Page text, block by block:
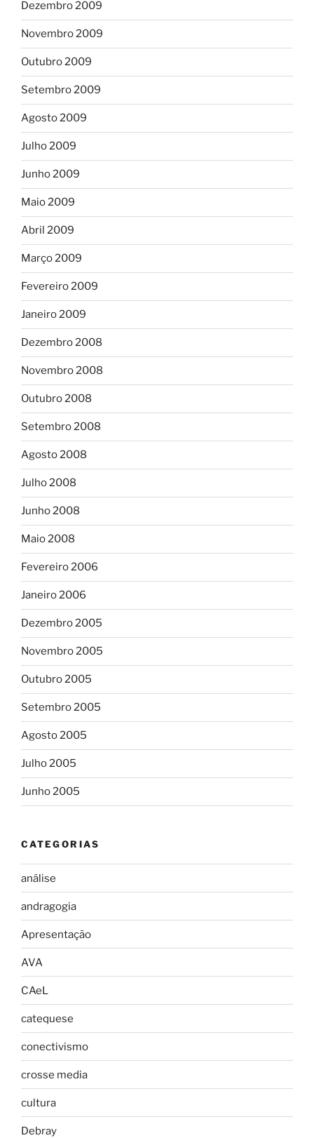
Dezembro 2009
Novembro 2009
Outubro 2009
Setembro 2009
Agosto 2009
Julho 2009
Junho 2009
Maio 2009
Abril 2009
Março 2009
Fevereiro 2009
Janeiro 2009
Dezembro 2008
Novembro 2008
Outubro 2008
Setembro 2008
Agosto 2008
Julho 2008
Junho 2008
Maio 2008
Fevereiro 2006
Janeiro 2006
Dezembro 2005
Novembro 2005
Outubro 2005
Setembro 2005
Agosto 2005
Julho 2005
Junho 2005
CATEGORIAS
análise
andragogia
Apresentação
AVA
CAeL
catequese
conectivismo
crosse media
cultura
Debray